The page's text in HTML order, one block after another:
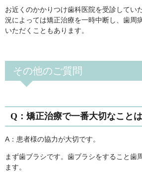
お近くのかかりつけ歯科医院を受診してい
況によっては矯正治療を一時中断し、歯周
いただくこともあります。
その他のご質問
Q：矯正治療で一番大切なこと
A：患者様の協力が大切です。
まず歯ブラシです。歯ブラシをすること歯
ます。